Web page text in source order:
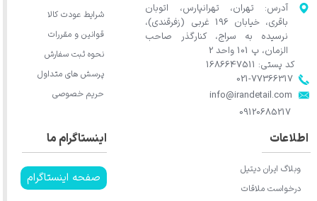
آدرس: تهران، تهرانپارس، اتوبان
باقری، خیابان 196 غربی (زفرقندی)،
نرسیده به سراج، کنارگذر صاحب
الزمان، پ 101 واحد 2
​​​​​​​info@irandetail.com
021-77366317​​​​​​​​​​​​​​​​​​​​​
​​​​​​​09120685217​​​​​​​
کد پستی: 1686647511
اینستاگرام ما
صفحه اینستاگرام
اطلاعات
وبلاگ ایران دیتیل
درخواست ملاقات
شرایط عودت کالا
قوانین و مقررات
نحوه ثبت سفارش
پرسش های متداول
حریم خصوصی